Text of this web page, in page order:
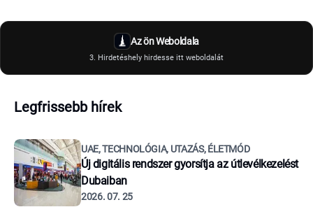
Az ön Weboldala
3. Hirdetéshely hirdesse itt weboldalát
Legfrissebb hírek
UAE, TECHNOLÓGIA, UTAZÁS, ÉLETMÓD
Új digitális rendszer gyorsítja az útlevélkezelést
Dubaiban
2026. 07. 25